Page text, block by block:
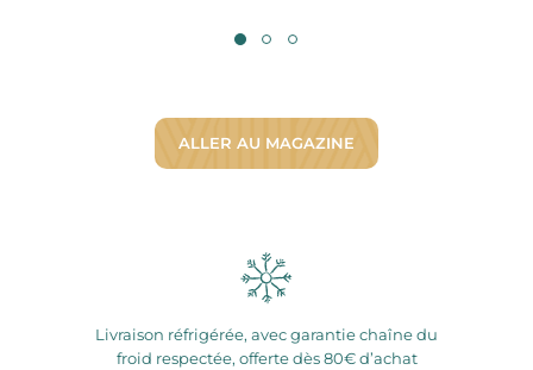
ALLER AU MAGAZINE
Livraison réfrigérée, avec garantie chaîne du
froid respectée, offerte dès 80€ d’achat